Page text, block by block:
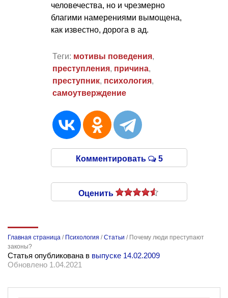
человечества, но и чрезмерно
благими намерениями вымощена,
как известно, дорога в ад.
Теги: мотивы поведения,
преступления, причина,
преступник, психология,
самоутверждение
Комментировать 5
Оценить
Главная страница / Психология /Статьи / Почему люди преступают
законы?
Статья опубликована в выпуске 14.02.2009
Обновлено 1.04.2021